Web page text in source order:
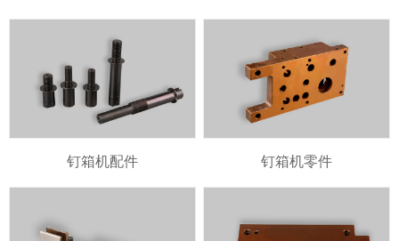
钉箱机配件 钉箱机零件